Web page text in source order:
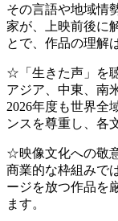
その言語や地域情
家が、上映前後に
とで、作品の理解
☆「生きた声」を
アジア、中東、南
2026年度も世界全
ンスを尊重し、各
☆映像文化への敬
商業的な枠組みで
ージを放つ作品を
ます。